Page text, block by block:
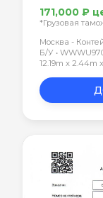
171,000 ₽
*Грузовая
Москва -
Б/У •
12.19m x 2.44m